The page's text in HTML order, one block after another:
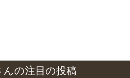
んの注目の投稿